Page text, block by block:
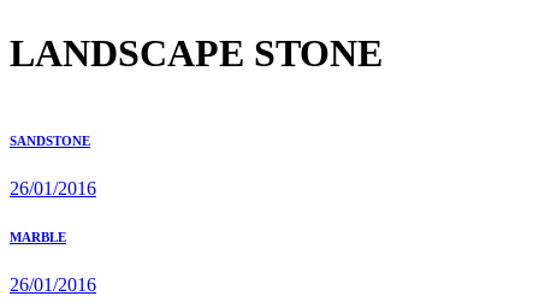
LANDSCAPE STONE
SANDSTONE
26/01/2016
MARBLE
26/01/2016